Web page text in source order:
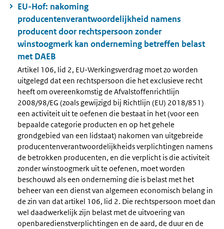
EU-Hof: nakoming
producentenverantwoordelijkheid namens
producent door rechtspersoon zonder
winstoogmerk kan onderneming betreffen belast
met DAEB
Artikel 106, lid 2, EU-Werkingsverdrag moet zo worden
uitgelegd dat een rechtspersoon die het exclusieve recht
heeft om overeenkomstig de Afvalstoffenrichtlijn
2008/98/EG (zoals gewijzigd bij Richtlijn (EU) 2018/851)
een activiteit uit te oefenen die bestaat in het (voor een
bepaalde categorie producten en op het gehele
grondgebied van een lidstaat) nakomen van uitgebreide
producentenverantwoordelijkheids verplichtingen namens
de betrokken producenten, en die verplicht is die activiteit
zonder winstoogmerk uit te oefenen, moet worden
beschouwd als een onderneming die is belast met het
beheer van een dienst van algemeen economisch belang in
de zin van dat artikel 106, lid 2. Die rechtspersoon moet dan
wel daadwerkelijk zijn belast met de uitvoering van
openbaredienstverplichtingen en de aard, de duur en de